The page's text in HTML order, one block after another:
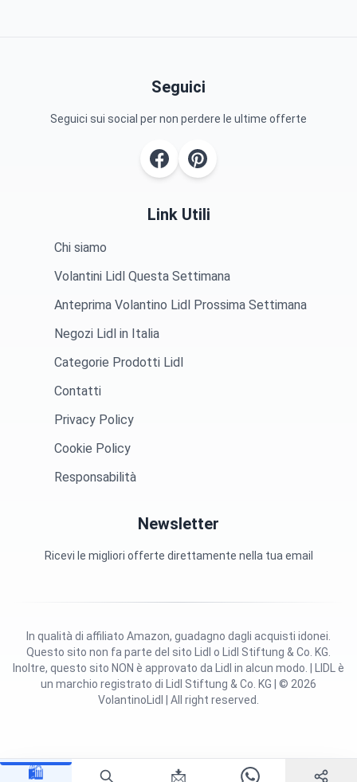
🛍️ 📩
Seguici
Seguici sui social per non perdere le ultime offerte
Link Utili
Chi siamo
Volantini Lidl Questa Settimana
Anteprima Volantino Lidl Prossima Settimana
Negozi Lidl in Italia
Categorie Prodotti Lidl
Contatti
Privacy Policy
Cookie Policy
Responsabilità
Newsletter
Ricevi le migliori offerte direttamente nella tua email
Questo sito non fa parte del sito Lidl o Lidl Stiftung & Co. KG.
Inoltre, questo sito NON è approvato da Lidl in alcun modo. | LIDL è
un marchio registrato di Lidl Stiftung & Co. KG | © 2026
VolantinoLidl | All right reserved.
In qualità di affiliato Amazon, guadagno dagli acquisti idonei.